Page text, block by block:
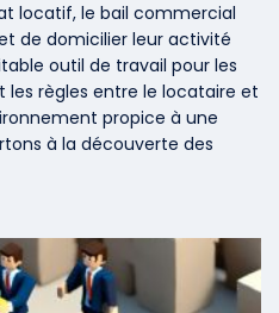
locatif, le bail commercial
de domicilier leur activité
outil de travail pour les
les règles entre le locataire et
propice à une
à la découverte des